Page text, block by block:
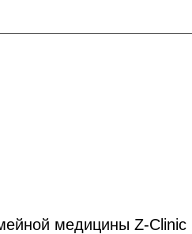
медицины Z-Clinic